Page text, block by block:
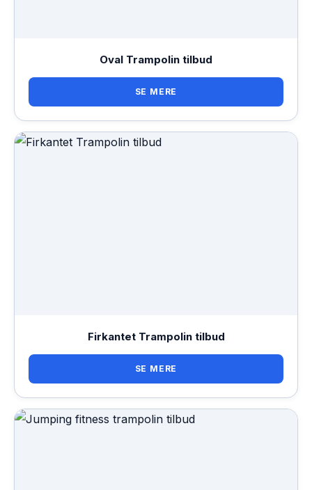
Oval Trampolin tilbud
SE MERE
Firkantet Trampolin tilbud
SE MERE